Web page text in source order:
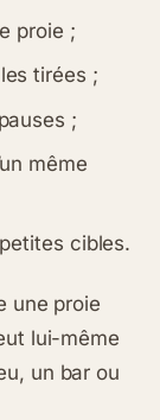
proie ;
tirées ;
;
même
cibles.
une proie
lui-même
un bar ou